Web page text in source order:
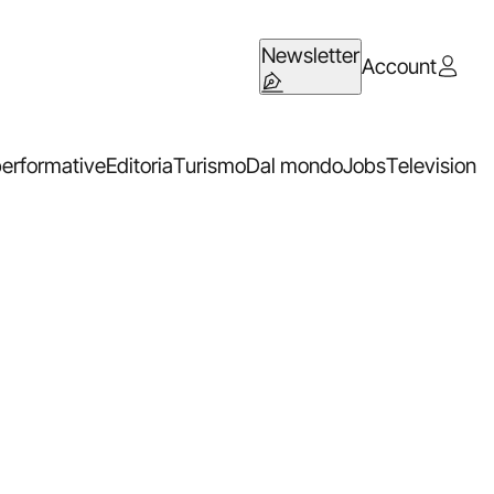
NewsletterAccount
EditoriaTurismoDal mondoJobsTelevision